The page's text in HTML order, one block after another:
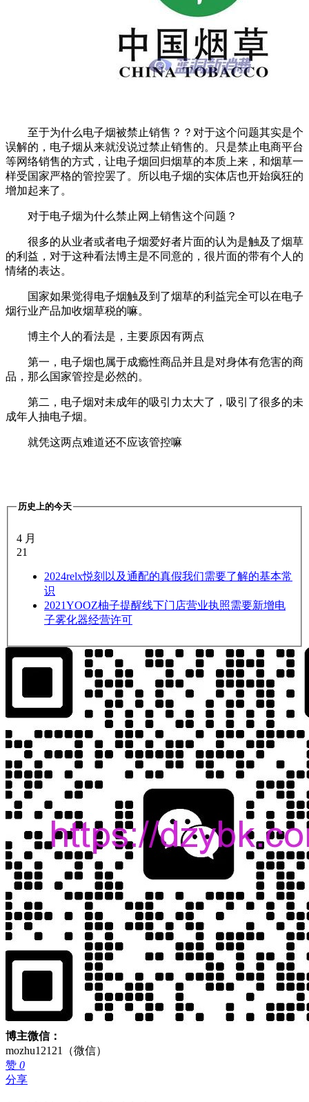
至于为什么电子烟被禁止销售？？对于这个问题其实是个
误解的，电子烟从来就没说过禁止销售的。只是禁止电商平台
等网络销售的方式，让电子烟回归烟草的本质上来，和烟草一
样受国家严格的管控罢了。所以电子烟的实体店也开始疯狂的
增加起来了。
对于电子烟为什么禁止网上销售这个问题？
很多的从业者或者电子烟爱好者片面的认为是触及了烟草
的利益，对于这种看法博主是不同意的，很片面的带有个人的
情绪的表达。
国家如果觉得电子烟触及到了烟草的利益完全可以在电子
烟行业产品加收烟草税的嘛。
博主个人的看法是，主要原因有两点
第一，电子烟也属于成瘾性商品并且是对身体有危害的商
品，那么国家管控是必然的。
第二，电子烟对未成年的吸引力太大了，吸引了很多的未
成年人抽电子烟。
就凭这两点难道还不应该管控嘛
历史上的今天
4 月
21
2024relx悦刻以及通配的真假我们需要了解的基本常
识
2021YOOZ柚子提醒线下门店营业执照需要新增电
子雾化器经营许可
博主微信：
mozhu12121（微信）
赞 0
分享